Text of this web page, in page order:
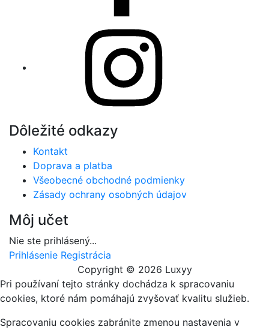
Dôležité odkazy
Kontakt
Doprava a platba
Všeobecné obchodné podmienky
Zásady ochrany osobných údajov
Môj učet
Nie ste prihlásený...
Prihlásenie Registrácia
Copyright © 2026 Luxyy
Pri používaní tejto stránky dochádza k spracovaniu
cookies, ktoré nám pomáhajú zvyšovať kvalitu služieb.
Spracovaniu cookies zabránite zmenou nastavenia v